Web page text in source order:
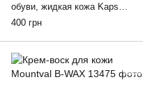
обуви, жидкая кожа Kaps
Renovating Cream 25 ml, clear
400 грн